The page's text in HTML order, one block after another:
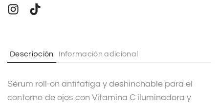
r
i
e
:
Descripción Información adicional
Sérum roll-on antifatiga y deshinchable para el
contorno de ojos con Vitamina C iluminadora y